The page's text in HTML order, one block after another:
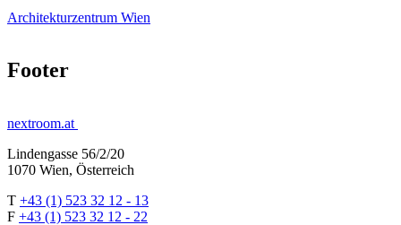
Architekturzentrum Wien
Footer
nextroom.at
Lindengasse 56/2/20
1070 Wien, Österreich
T +43 (1) 523 32 12 - 13
F +43 (1) 523 32 12 - 22